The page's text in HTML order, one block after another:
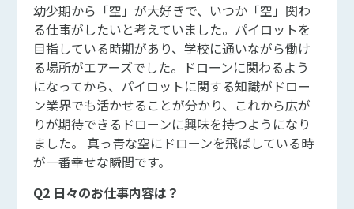
幼少期から「空」が大好きで、いつか「空」関わ
る仕事がしたいと考えていました。パイロットを
目指している時期があり、学校に通いながら働け
る場所がエアーズでした。ドローンに関わるよう
になってから、パイロットに関する知識がドロー
ン業界でも活かせることが分かり、これから広が
りが期待できるドローンに興味を持つようになり
ました。 真っ青な空にドローンを飛ばしている時
が一番幸せな瞬間です。
Q2 日々のお仕事内容は？